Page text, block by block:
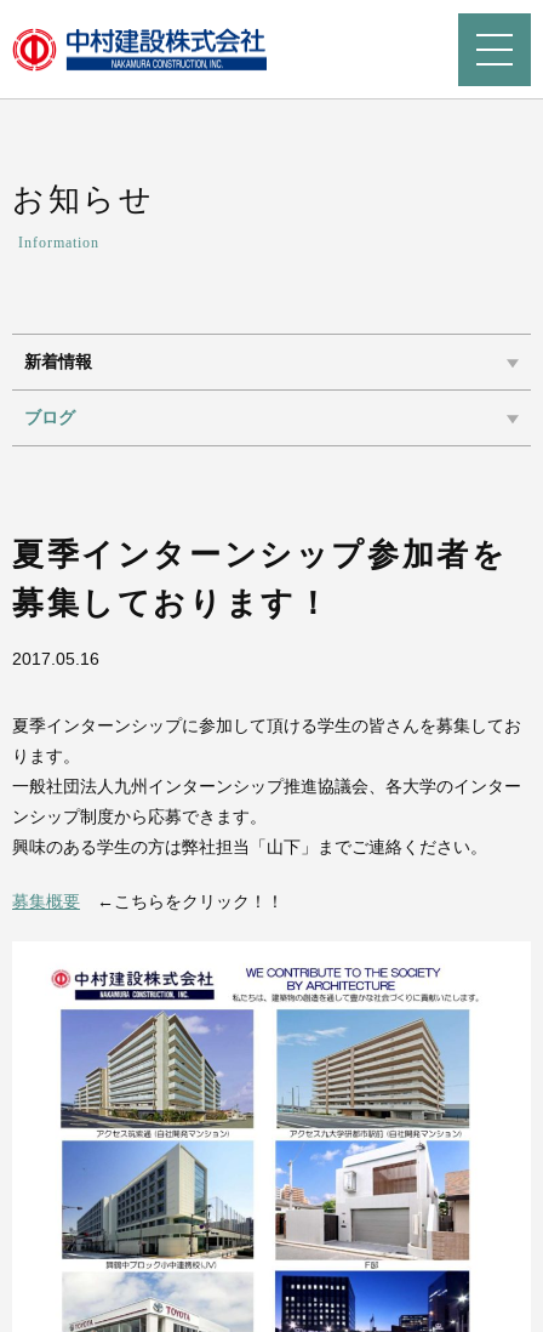
お知らせ
Information
新着情報
ブログ
夏季インターンシップ参加者を
募集しております！
2017.05.16
夏季インターンシップに参加して頂ける学生の皆さんを募集してお
ります。
一般社団法人九州インターンシップ推進協議会、各大学のインター
ンシップ制度から応募できます。
興味のある学生の方は弊社担当「山下」までご連絡ください。
募集概要 ←こちらをクリック！！